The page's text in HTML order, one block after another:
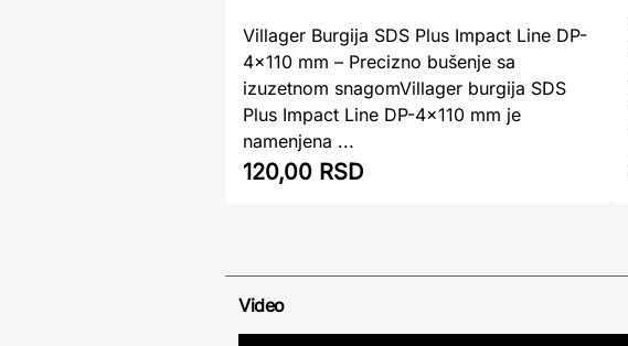
Villager Burgija SDS Plus Impact Line DP-
4x110 mm – Precizno bušenje sa
izuzetnom snagomVillager burgija SDS
Plus Impact Line DP-4x110 mm je
namenjena ...
120,00 RSD
Video